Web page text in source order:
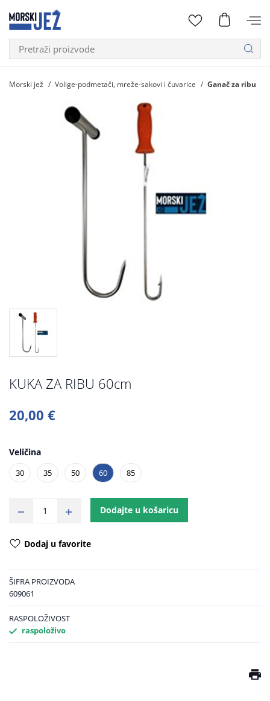
Morski jež Volige-podmetači, mreže-sakovi i čuvarice Ganač za ribu
KUKA ZA RIBU 60cm
20,00 €
Veličina
30 35 50 60 85
Dodajte u košaricu
Dodaj u favorite
ŠIFRA PROIZVODA
609061
RASPOLOŽIVOST
raspoloživo